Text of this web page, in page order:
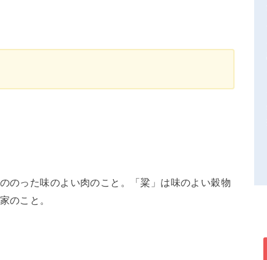
のった味のよい肉のこと。「粱」は味のよい穀物
のこと。